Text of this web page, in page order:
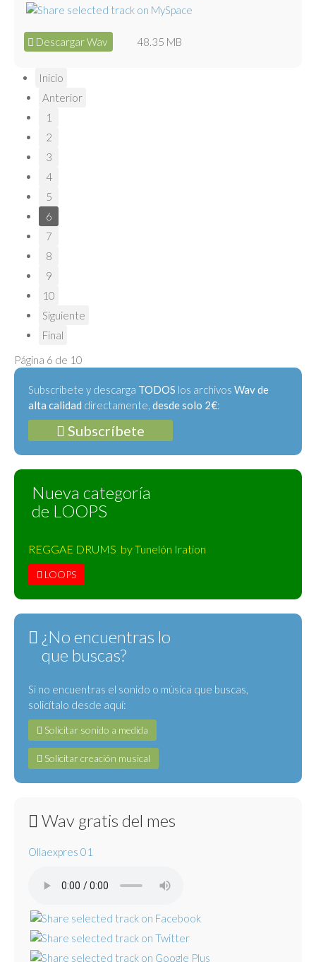
Descargar Wav 48.35 MB
Inicio
Anterior
1
2
3
4
5
6
7
8
9
10
Siguiente
Final
Página 6 de 10
Subscríbete y descarga TODOS los archivos Wav de
alta calidad directamente, desde solo 2€:
Subscríbete
Nueva categoría
de LOOPS
REGGAE DRUMS by Tunelón Iration
LOOPS
¿No encuentras lo
que buscas?
Si no encuentras el sonido o música que buscas,
solicítalo desde aquí:
Solicitar sonido a medida
Solicitar creación musical
Wav gratis del mes
Ollaexpres 01